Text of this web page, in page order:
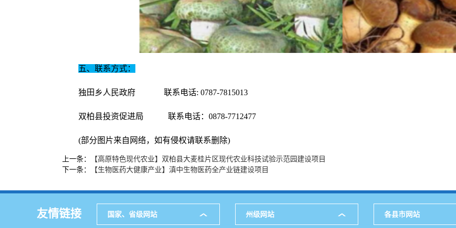
五、联系方式：
独田乡人民政府 联系电话: 0787-7815013
双柏县投资促进局 联系电话：0878-7712477
(部分图片来自网络，如有侵权请联系删除)
上一条：
【高原特色现代农业】双柏县大麦桂片区现代农业科技试验示范园建设项目
下一条：
【生物医药大健康产业】滇中生物医药全产业链建设项目
友情链接 国家、省级网站 州级网站 各县市网站